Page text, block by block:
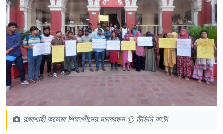
রাজশাহী কলেজ শিক্ষার্থীদের মানববন্ধন © টিডিসি ফটো